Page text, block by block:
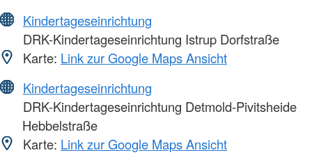
Kindertageseinrichtung
DRK-Kindertageseinrichtung Istrup Dorfstraße
Karte: Link zur Google Maps Ansicht
Kindertageseinrichtung
DRK-Kindertageseinrichtung Detmold-Pivitsheide
Hebbelstraße
Karte: Link zur Google Maps Ansicht